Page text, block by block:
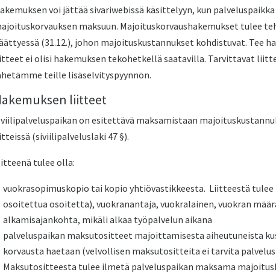
voi jättää sivariwebissä käsittelyyn, kun
maksuun. Majoituskorvaushakemukset tulee
(31.12.), johon majoituskustannukset kohdistuvat. Tee
ei olisi hakemuksen tekohetkellä saatavilla. Tarvittavat
teille lisäselvityspyynnön.
liitteet
on esitettävä maksamistaan
(siviilipalveluslaki 47 §).
tulee olla:
vuokrasopimuskopio tai kopio yhtiövastikkeesta. Liitteestä tulee
osoitettua osoitetta), vuokranantaja, vuokralainen, vuokran
alkamisajankohta, mikäli alkaa työpalvelun aikana
palveluspaikan maksutositteet majoittamisesta aiheutuneista
korvausta haetaan (velvollisen maksutositteita ei tarvita
Maksutositteesta tulee ilmetä palveluspaikan maksama